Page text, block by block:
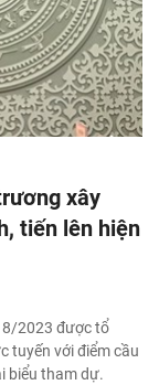
xây
tiến lên hiện
8/2023 được tổ
tuyến với điểm cầu
biểu tham dự.